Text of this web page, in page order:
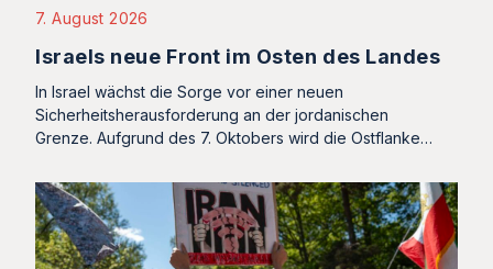
7. August 2026
Israels neue Front im Osten des Landes
In Israel wächst die Sorge vor einer neuen
Sicherheitsherausforderung an der jordanischen
Grenze. Aufgrund des 7. Oktobers wird die Ostflanke…